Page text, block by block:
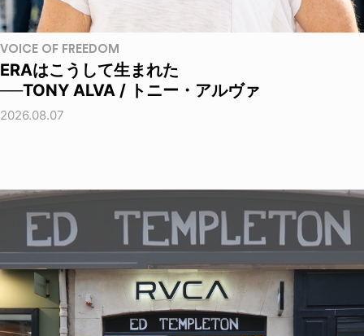
VOICE OF FREEDOM
ERAはこうして生まれた
──TONY ALVA / トニー・アルヴァ
2026.08.07